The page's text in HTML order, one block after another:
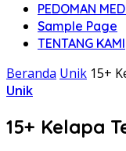
PEDOMAN
Sample Page
TENTANG KAMI
Beranda Unik 15+
Unik
15+ Kelapa